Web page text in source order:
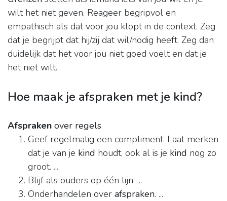
wilt het niet geven. Reageer begripvol en
empathisch als dat voor jou klopt in de context. Zeg
dat je begrijpt dat hij/zij dat wil/nodig heeft. Zeg dan
duidelijk dat het voor jou niet goed voelt en dat je
het niet wilt.
Hoe maak je afspraken met je kind?
Afspraken over regels
Geef regelmatig een compliment. Laat merken
dat je van je kind houdt, ook al is je kind nog zo
groot. ...
Blijf als ouders op één lijn. ...
Onderhandelen over afspraken. ...